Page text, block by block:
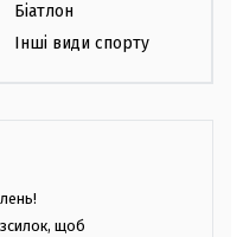
Біатлон
Інші види спорту
щоб